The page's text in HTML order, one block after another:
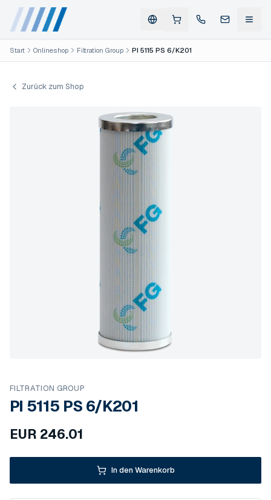
Start Onlineshop Filtration Group PI 5115 PS 6/K201
Zurück zum Shop
FILTRATION GROUP
PI 5115 PS 6/K201
EUR 246.01
In den Warenkorb